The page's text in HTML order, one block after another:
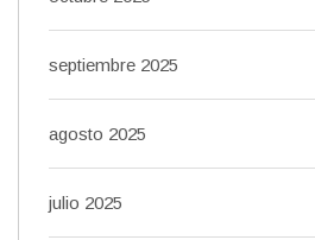
septiembre 2025
agosto 2025
julio 2025